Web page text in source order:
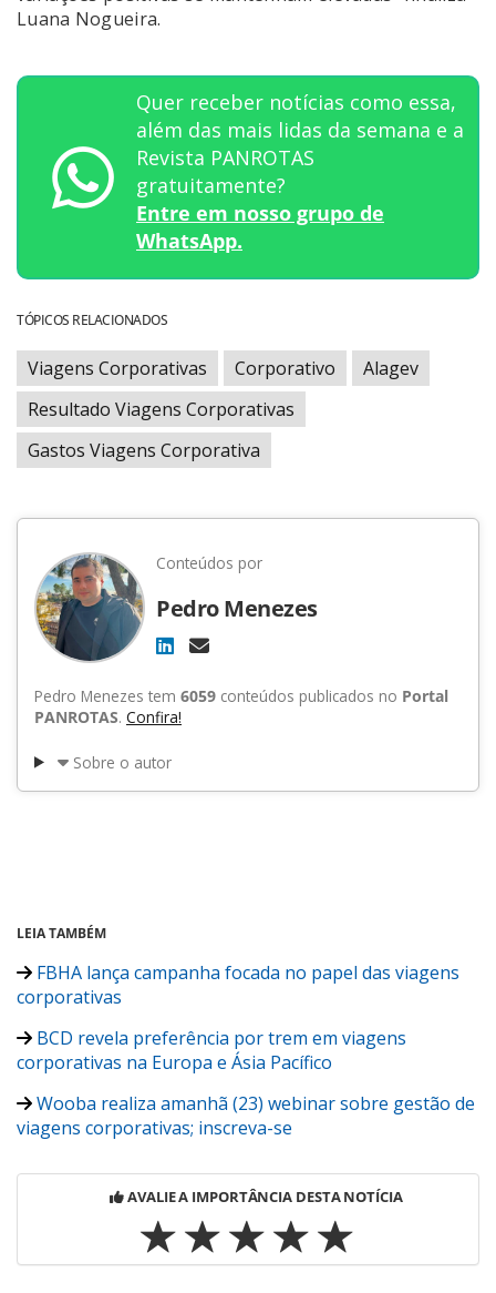
Luana Nogueira.
Quer receber notícias como essa,
além das mais lidas da semana e a
Revista PANROTAS
gratuitamente?
Entre em nosso grupo de
WhatsApp.
TÓPICOS RELACIONADOS
Viagens Corporativas Corporativo
Alagev
Resultado Viagens Corporativas
Gastos Viagens Corporativa
Conteúdos por
Pedro Menezes
Pedro Menezes tem 6059 conteúdos publicados no Portal
PANROTAS. Confira!
Sobre o autor
LEIA TAMBÉM
FBHA lança campanha focada no papel das viagens
corporativas
BCD revela preferência por trem em viagens
corporativas na Europa e Ásia Pacífico
Wooba realiza amanhã (23) webinar sobre gestão de
viagens corporativas; inscreva-se
AVALIE A IMPORTÂNCIA DESTA NOTÍCIA